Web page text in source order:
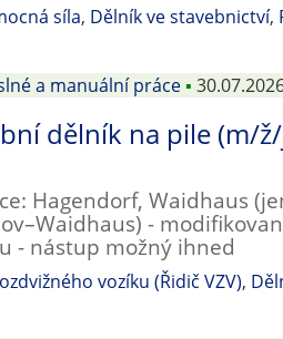
síla, Dělník ve stavebnictví,
a manuální práce▪
dělník na pile (m/
Hagendorf, Waidhaus
-
- nástup možný ihned
vozíku (Řidič VZV),